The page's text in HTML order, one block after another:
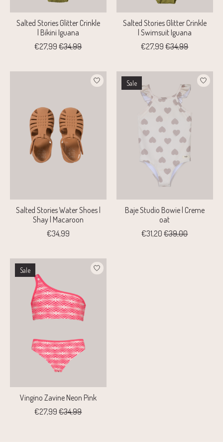
Salted Stories Glitter Crinkle
| Bikini Iguana
€27,99 €34,99
Salted Stories Glitter Crinkle
| Swimsuit Iguana
€27,99 €34,99
Salted Stories Water Shoes |
Shay | Macaroon
€34,99
Sale
Baje Studio Bowie | Creme
oat
€31,20 €39,00
Sale
Vingino Zavine Neon Pink
€27,99 €34,99